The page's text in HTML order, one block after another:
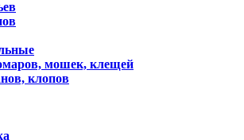
мошек, клещей
клопов